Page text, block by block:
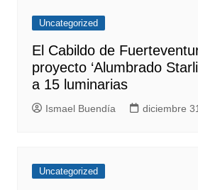
Uncategorized
El Cabildo de
proyecto ‘Alumbrado
a 15 luminarias
Ismael Buendía diciembre
Uncategorized